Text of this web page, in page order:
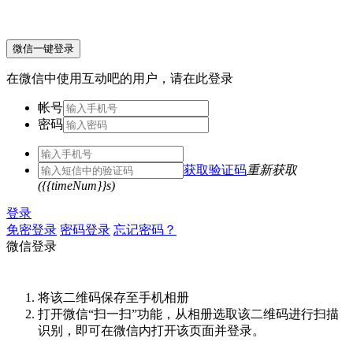
微信一键登录
在微信中使用互动吧的用户，请在此登录
帐号
密码
获取验证码重新获取
({{timeNum}}s)
登录
免密登录 密码登录 忘记密码？
微信登录
将该二维码保存至手机相册
打开微信“扫一扫”功能，从相册选取该二维码进行扫描
识别，即可在微信内打开该页面并登录。